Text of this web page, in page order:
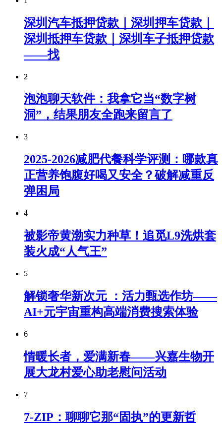
深圳汽车抵押贷款｜深圳押车贷款｜
深圳抵押车贷款｜深圳车子抵押贷款
——找
2
泡泡聊天软件：我拿它当“数字树
洞”，结果朋友全跑来留言了
3
2025-2026减肥代餐科学评测：哪款真
正营养饱腹好喝又安全？破解减重反
弹困局
4
被影帝黄渤实力种草！追觅L9洗烘套
装火成“人气王”
5
解锁奢华新次元 ：活力甄选作坊——
AI+元宇宙重构高端消费搜索体验
6
情暖长者，爱满新春——兴嘉生物开
展大龙村爱心助老慰问活动
7
7-ZIP：聊聊它那“固执”的更新哲